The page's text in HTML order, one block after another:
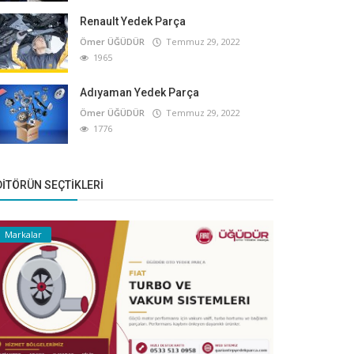
Renault Yedek Parça
Ömer ÜĞÜDÜR
Temmuz 29, 2022
1965
Adıyaman Yedek Parça
Ömer ÜĞÜDÜR
Temmuz 29, 2022
1776
SEÇTIKLERI
Markalar